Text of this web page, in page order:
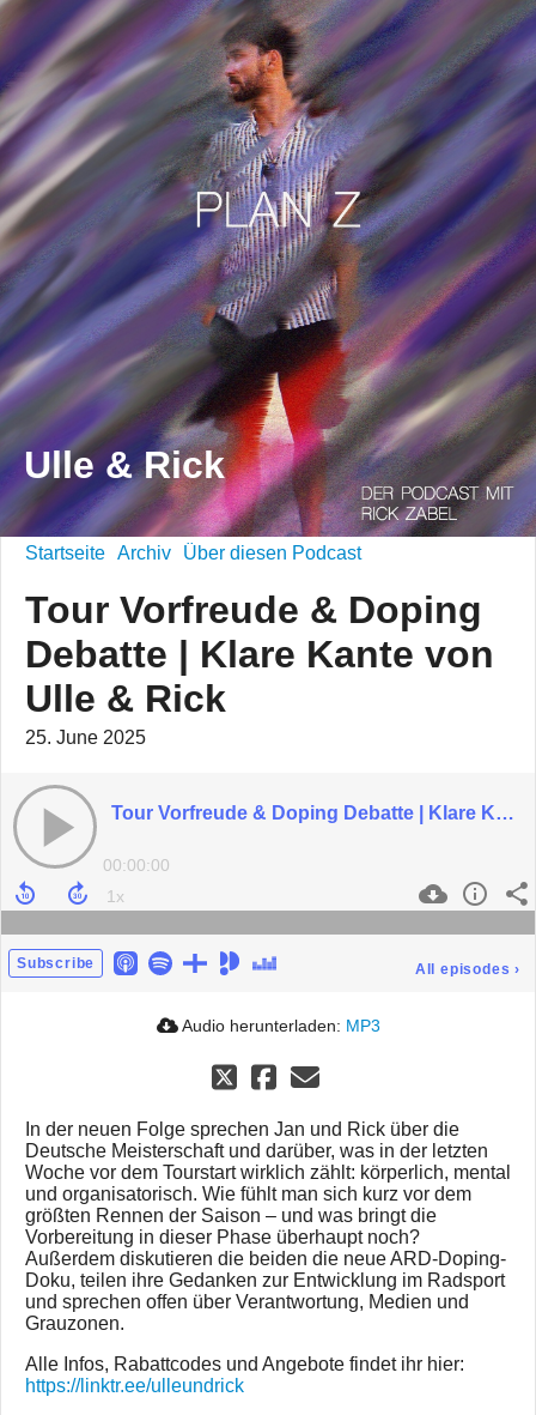
Ulle & Rick
Startseite Archiv Über diesen Podcast
Tour Vorfreude & Doping
Debatte | Klare Kante von
Ulle & Rick
25. June 2025
Tour Vorfreude & Doping Debatte | Klare Kante von Ulle & Rick
00:00:00
Subscribe All episodes ›
Audio herunterladen: MP3
In der neuen Folge sprechen Jan und Rick über die
Deutsche Meisterschaft und darüber, was in der letzten
Woche vor dem Tourstart wirklich zählt: körperlich, mental
und organisatorisch. Wie fühlt man sich kurz vor dem
größten Rennen der Saison – und was bringt die
Vorbereitung in dieser Phase überhaupt noch?
Außerdem diskutieren die beiden die neue ARD-Doping-
Doku, teilen ihre Gedanken zur Entwicklung im Radsport
und sprechen offen über Verantwortung, Medien und
Grauzonen.
Alle Infos, Rabattcodes und Angebote findet ihr hier:
https://linktr.ee/ulleundrick